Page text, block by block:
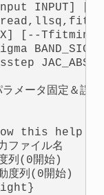
INPUT] [--
[--Tfitmin
メータ固定＆誤差
this help
ァイル名
(0開始)
列(0開始)